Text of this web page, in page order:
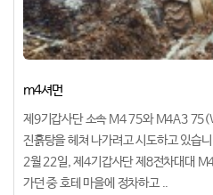
m4셔먼
제9기갑사단 소속 M4 75와 M4A3
진흙탕을 헤쳐 나가려고 시도하고 있습
2월 22일, 제4기갑사단 제8전차대대
가던 중 호테 마을에 정차하고 ..